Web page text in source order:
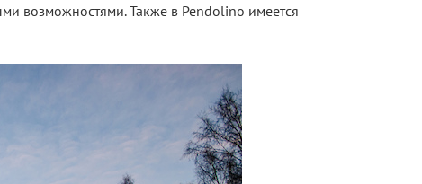
возможностями. Также в Pendolino имеется